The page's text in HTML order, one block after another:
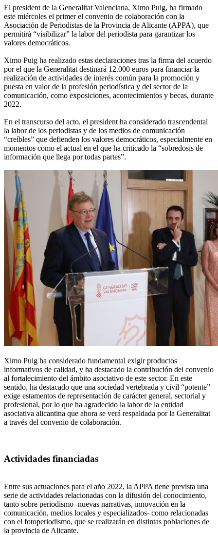
El president de la Generalitat Valenciana, Ximo Puig, ha firmado
este miércoles el primer el convenio de colaboración con la
Asociación de Periodistas de la Provincia de Alicante (APPA), que
permitirá “visibilizar” la labor del periodista para garantizar los
valores democráticos.
Ximo Puig ha realizado estas declaraciones tras la firma del acuerdo
por el que la Generalitat destinará 12.000 euros para financiar la
realización de actividades de interés común para la promoción y
puesta en valor de la profesión periodística y del sector de la
comunicación, como exposiciones, acontecimientos y becas, durante
2022.
En el transcurso del acto, el president ha considerado trascendental
la labor de los periodistas y de los medios de comunicación
“creíbles” que defienden los valores democráticos, especialmente en
momentos como el actual en el que ha criticado la “sobredosis de
información que llega por todas partes”.
Ximo Puig ha considerado fundamental exigir productos
informativos de calidad, y ha destacado la contribución del convenio
al fortalecimiento del ámbito asociativo de este sector. En este
sentido, ha destacado que una sociedad vertebrada y civil “potente”
exige estamentos de representación de carácter general, sectorial y
profesional, por lo que ha agradecido la labor de la entidad
asociativa alicantina que ahora se verá respaldada por la Generalitat
a través del convenio de colaboración.
Actividades financiadas
Entre sus actuaciones para el año 2022, la APPA tiene prevista una
serie de actividades relacionadas con la difusión del conocimiento,
tanto sobre periodismo -nuevas narrativas, innovación en la
comunicación, medios locales y especializados- como relacionadas
con el fotoperiodismo, que se realizarán en distintas poblaciones de
la provincia de Alicante.